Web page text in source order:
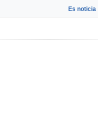
Es noticia